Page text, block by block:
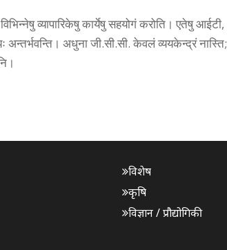
व्यापारिकेषु कार्येषु सहयोगं करोति। एतेषु आईटी,
अधुना जी.सी.सी. केवलं व्ययकेन्द्रं नास्ति;
विशेष
कृषि
विज्ञान / प्रौद्योगिकी